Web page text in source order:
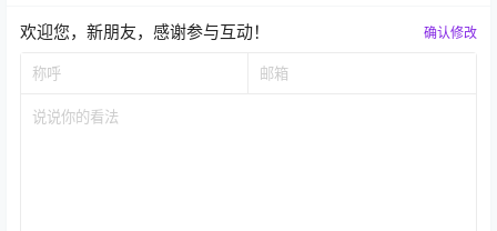
欢迎您，新朋友，感谢参与互动！ 确认修改